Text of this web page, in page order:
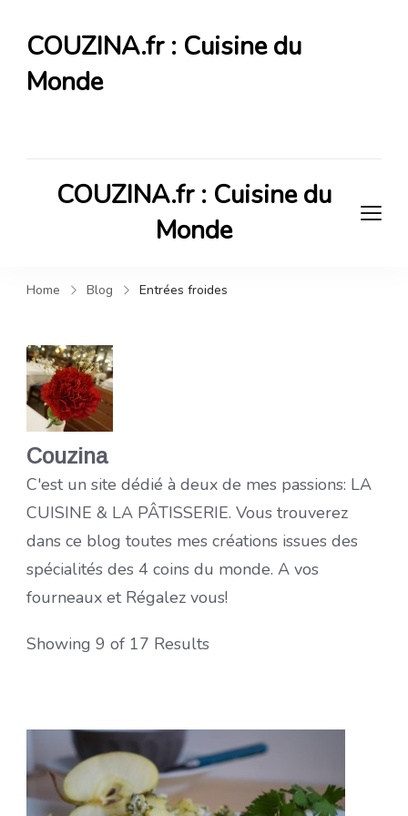
COUZINA.fr : Cuisine du
Monde
COUZINA.fr : Cuisine du
Monde
Home Blog Entrées froides
Couzina
C'est un site dédié à deux de mes passions: LA
CUISINE & LA PÂTISSERIE. Vous trouverez
dans ce blog toutes mes créations issues des
spécialités des 4 coins du monde. A vos
fourneaux et Régalez vous!
Showing 9 of 17 Results